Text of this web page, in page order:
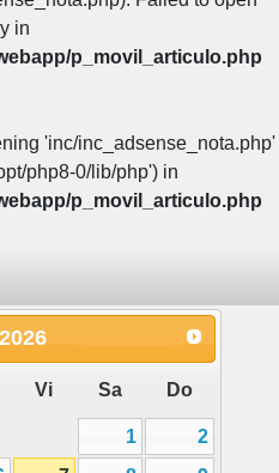
in
p_movil_articulo.php
'inc/inc_adsense_nota.php'
php8-0/lib/php') in
p_movil_articulo.php
2026
Vi Sa Do
1
2